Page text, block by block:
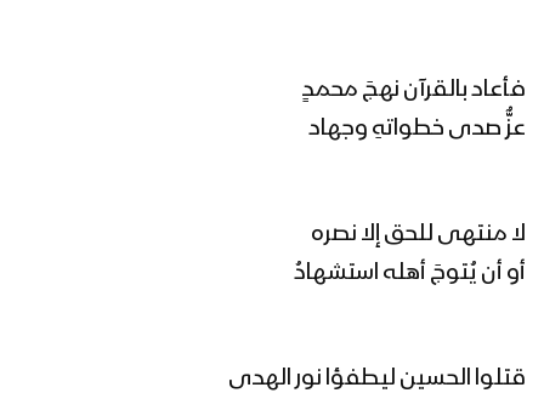
نشيد ياسبط النور – فرقة أنصار الله 1445هـ
شهيد الحق – فرقة أنصار الله 1445هـ.
الحسين البدر | فرقة أنصار الله – 1445هـ
فأعاد بالقرآن نهجَ محمدٍ
عزٌّ صدى خطواتهِ وجهاد
لا منتهى للحق إلا نصره
أو أن يُتوجَ أهله استشهادُ
قتلوا الحسين ليطفؤا نور الهدى